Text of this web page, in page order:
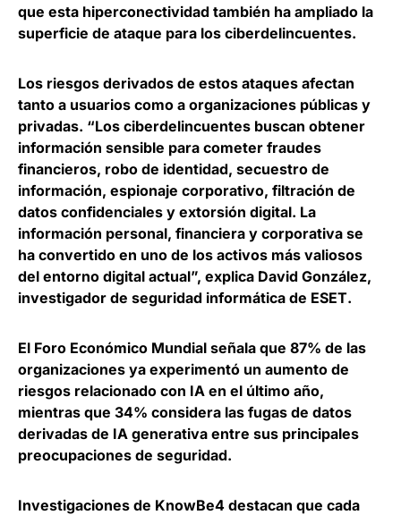
que esta hiperconectividad también ha ampliado la
superficie de ataque para los ciberdelincuentes.
Los riesgos derivados de estos ataques afectan
tanto a usuarios como a organizaciones públicas y
privadas. “Los ciberdelincuentes buscan obtener
información sensible para cometer fraudes
financieros, robo de identidad, secuestro de
información, espionaje corporativo, filtración de
datos confidenciales y extorsión digital. La
información personal, financiera y corporativa se
ha convertido en uno de los activos más valiosos
del entorno digital actual”, explica David González,
investigador de seguridad informática de ESET.
El Foro Económico Mundial señala que 87% de las
organizaciones ya experimentó un aumento de
riesgos relacionado con IA en el último año,
mientras que 34% considera las fugas de datos
derivadas de IA generativa entre sus principales
preocupaciones de seguridad.
Investigaciones de KnowBe4 destacan que cada